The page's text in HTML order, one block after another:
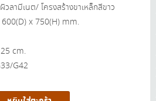
฿3,490.00.
ลามีเนต/ โครงสร้างขาเหล็กสีขาว
x 750(H) mm.
cm.
G42